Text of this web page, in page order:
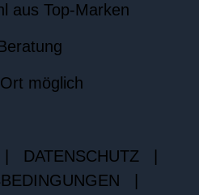
aus Top-Marken
möglich
DATENSCHUTZ